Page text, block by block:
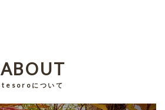
ABOUT
tesoroについて